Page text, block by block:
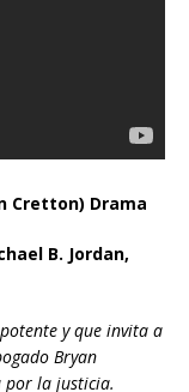
Cretton) Drama
B. Jordan,
y que invita a
Bryan
por la justicia.